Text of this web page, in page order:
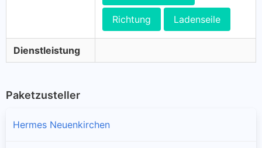
Richtung Ladenseile
Dienstleistung
Paketzusteller
Hermes Neuenkirchen